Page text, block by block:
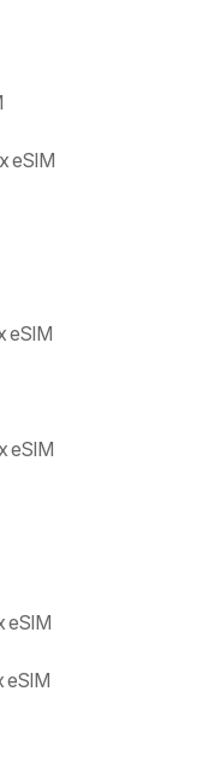
eSIM
eSIM
eSIM
eSIM
eSIM